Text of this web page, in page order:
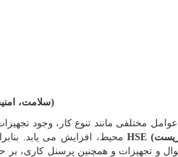
HSE (سلامت، امنیت و محیط زیست)
مختلفی مانند تنوع کار، وجود
محیط، افزایش می یابد. بنابراین آگاه بودن به مسائل
و تجهیزات و همچنین پرسنل کاری، بر